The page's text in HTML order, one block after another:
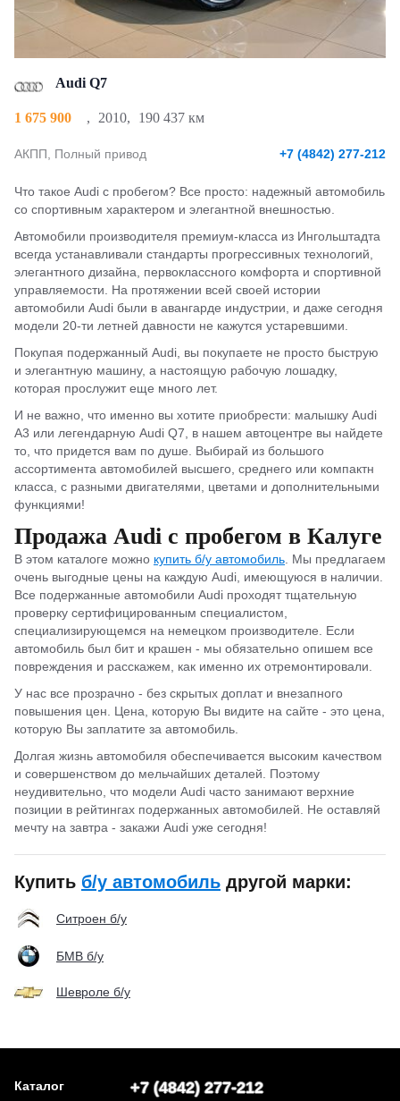
Audi Q7
1 675 900 , 2010, 190 437 км
АКПП, Полный привод +7 (4842) 277-212
Что такое Audi с пробегом? Все просто: надежный автомобиль
со спортивным характером и элегантной внешностью.
Автомобили производителя премиум-класса из Ингольштадта
всегда устанавливали стандарты прогрессивных технологий,
элегантного дизайна, первоклассного комфорта и спортивной
управляемости. На протяжении всей своей истории
автомобили Audi были в авангарде индустрии, и даже сегодня
модели 20-ти летней давности не кажутся устаревшими.
Покупая подержанный Audi, вы покупаете не просто быструю
и элегантную машину, а настоящую рабочую лошадку,
которая прослужит еще много лет.
И не важно, что именно вы хотите приобрести: малышку Audi
A3 или легендарную Audi Q7, в нашем автоцентре вы найдете
то, что придется вам по душе. Выбирай из большого
ассортимента автомобилей высшего, среднего или компактн
класса, с разными двигателями, цветами и дополнительными
функциями!
Продажа Audi с пробегом в Калуге
В этом каталоге можно купить б/у автомобиль . Мы предлагаем
очень выгодные цены на каждую Audi, имеющуюся в наличии.
Все подержанные автомобили Audi проходят тщательную
проверку сертифицированным специалистом,
специализирующемся на немецком производителе. Если
автомобиль был бит и крашен - мы обязательно опишем все
повреждения и расскажем, как именно их отремонтировали.
У нас все прозрачно - без скрытых доплат и внезапного
повышения цен. Цена, которую Вы видите на сайте - это цена,
которую Вы заплатите за автомобиль.
Долгая жизнь автомобиля обеспечивается высоким качеством
и совершенством до мельчайших деталей. Поэтому
неудивительно, что модели Audi часто занимают верхние
позиции в рейтингах подержанных автомобилей. Не оставляй
мечту на завтра - закажи Audi уже сегодня!
Купить б/у автомобиль другой марки:
Ситроен б/у
БМВ б/у
Шевроле б/у
Каталог
+7 (4842) 277-212